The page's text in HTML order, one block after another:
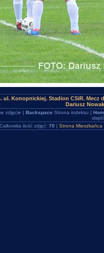
ul. Konopnickiej. Stadion CSiR.
Dariusz
zdjęcie | Backspace Strona indeksu |
Całkowita ilość zdjęć: 70 | Strona Mieszkańca